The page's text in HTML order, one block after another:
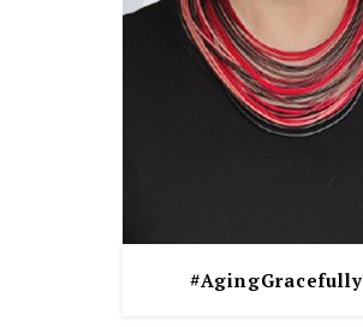
#AgingGracefully